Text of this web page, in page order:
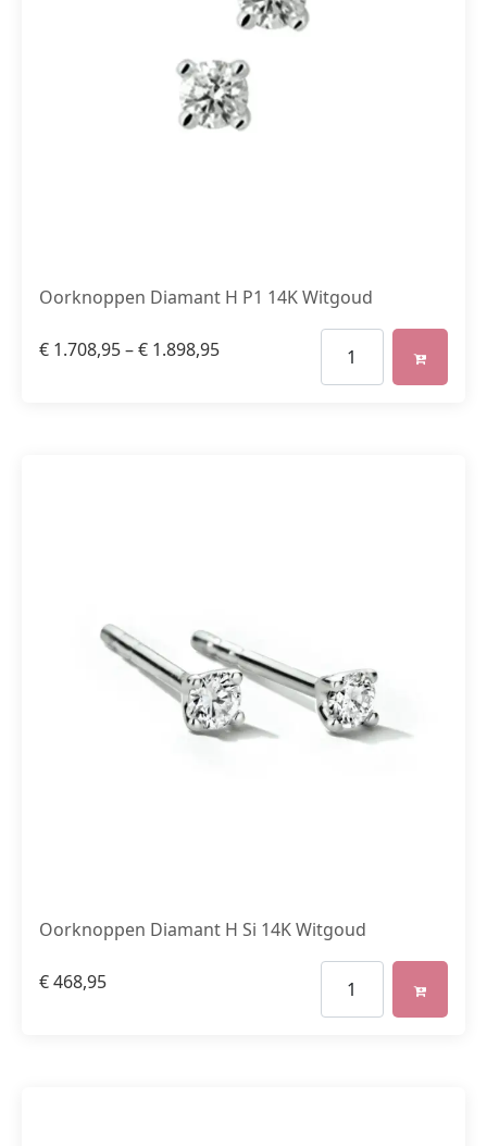
Oorknoppen Diamant H P1 14K Witgoud
€ 1.708,95–€ 1.898,95
Oorknoppen Diamant H Si 14K Witgoud
€468,95